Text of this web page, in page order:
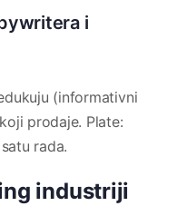
i
(informativni
prodaje. Plate:
rada.
industriji